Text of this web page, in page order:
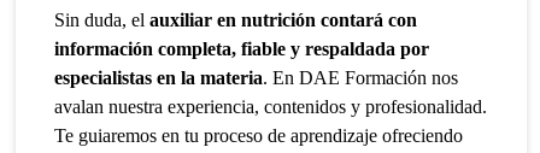
Sin duda, elauxiliar en nutrición contará con
información completa, fiable y respaldada por
especialistas en la materia. En DAE Formación nos
avalan nuestra experiencia, contenidos y profesionalidad.
Te guiaremos en tu proceso de aprendizaje ofreciendo